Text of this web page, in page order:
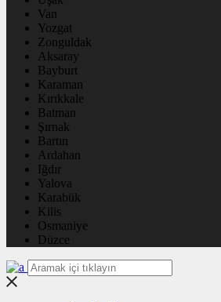
Van
Yozgat
Zonguldak
Aksaray
Bayburt
Karaman
Kırıkkale
Batman
Şırnak
Bartın
Ardahan
Iğdır
Yalova
Karabük
Kilis
Osmaniye
Düzce